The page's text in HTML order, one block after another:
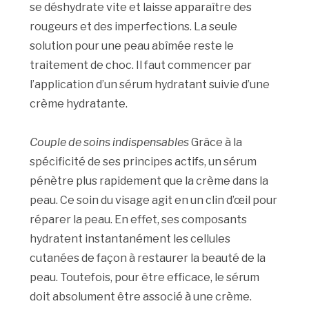
se déshydrate vite et laisse apparaître des
rougeurs et des imperfections. La seule
solution pour une peau abîmée reste le
traitement de choc. Il faut commencer par
l’application d’un sérum hydratant suivie d’une
crème hydratante.
Couple de soins indispensablesGrâce à la
spécificité de ses principes actifs, un sérum
pénètre plus rapidement que la crème dans la
peau. Ce soin du visage agit en un clin d’œil pour
réparer la peau. En effet, ses composants
hydratent instantanément les cellules
cutanées de façon à restaurer la beauté de la
peau. Toutefois, pour être efficace, le sérum
doit absolument être associé à une crème.